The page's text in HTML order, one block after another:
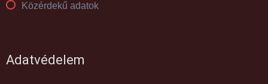
Közérdekű adatok
Adatvédelem